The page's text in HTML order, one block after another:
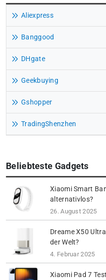
Aliexpress
Banggood
DHgate
Geekbuying
Gshopper
TradingShenzhen
Beliebteste Gadgets
Xiaomi Smart
alternativlos?
26. August 2025
Dreame X50
der Welt?
4. Februar 2025
Xiaomi Pad 7 Test